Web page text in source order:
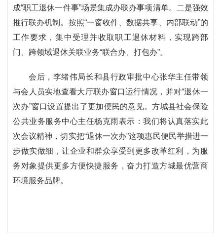
成“职工退休一件事”场景集成办联办事项清单。二是强效
推行联办机制。按照“一窗收件、数据共享、内部联动”的
工作要求，集中受理并收取职工退休材料，实现跨部
门、跨领域退休关联业务“联合办、打包办”。
会后，李绪伟局长和县行政审批中心张华主任带领
与会人员实地查看大厅联办窗口运行情况，并对“退休一
次办”窗口设置提出了更加便民的意见。方城县社会保险
公共业务服务中心主任杨克雨表示：我们将认真落实此
次会议精神，切实把“退休一次办”这项惠民便民举措进一
步做实做细，让企业和群众享受到更多改革红利，为服
务对象提供更多方便快捷服务，奋力打造方城最优营商
环境服务品牌。